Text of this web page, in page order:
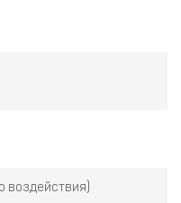
воздействия)